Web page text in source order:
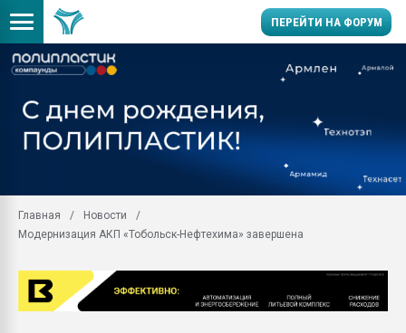
ПЕРЕЙТИ НА ФОРУМ
пластмасс
ситуацией на
Продам отходы
поликарбоната и АБС-
Главная
Новости
Модернизация АКП «Тобольск-Нефтехима» завершена